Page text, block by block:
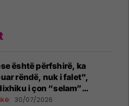
është përfshirë, ka
rëndë, nuk i falet",
i çon “selam”
Ramës
30/07/2026